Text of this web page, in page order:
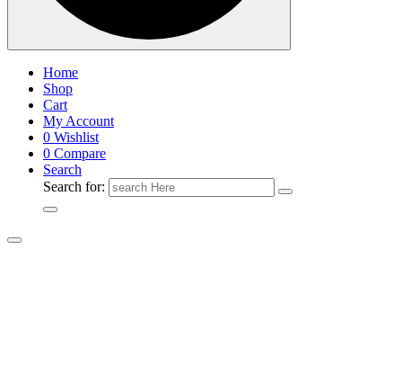
Home
Shop
Cart
My Account
0 Wishlist
0 Compare
Search
Search for: